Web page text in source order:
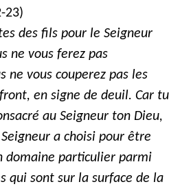
23)
des fils pour le Seigneur
ne vous ferez pas
ne vous couperez pas les
en signe de deuil. Car tu
au Seigneur ton Dieu,
a choisi pour être
domaine particulier parmi
qui sont sur la surface de la